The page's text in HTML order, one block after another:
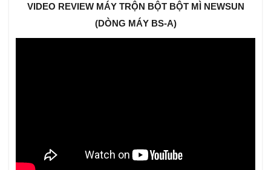
VIDEO REVIEW MÁY TRỘN BỘT BỘT MÌ NEWSUN
(DÒNG MÁY BS-A)